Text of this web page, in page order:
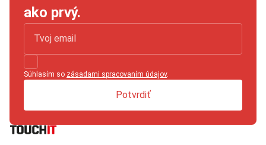
ako prvý.
Súhlasím so zásadami spracovaním údajov.
Potvrdiť